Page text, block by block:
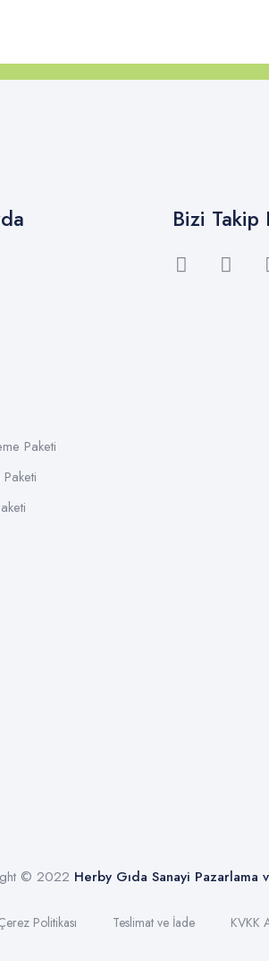
Paketi
Bizi Takip
© 2022 Herby Gıda Sanayi Pazarlama
Politikası Teslimat ve İade KVKK